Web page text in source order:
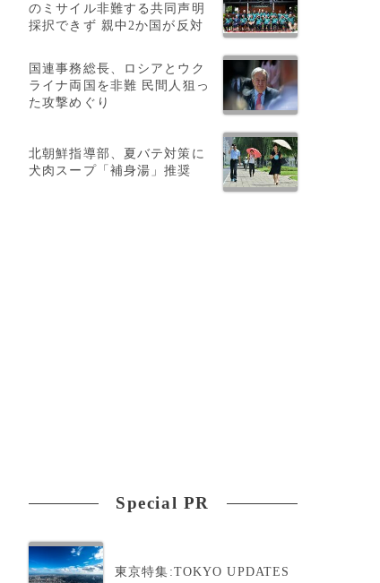
のミサイル非難する共同声明
採択できず 親中2か国が反対
国連事務総長、ロシアとウク
ライナ両国を非難 民間人狙っ
た攻撃めぐり
北朝鮮指導部、夏バテ対策に
犬肉スープ「補身湯」推奨
Special PR
東京特集:TOKYO UPDATES